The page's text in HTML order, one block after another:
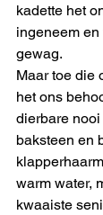
kadette het
ingeneem
gewag.
Maar toe die
het ons
dierbare nooi
baksteen en
warm water,
kwaaiste